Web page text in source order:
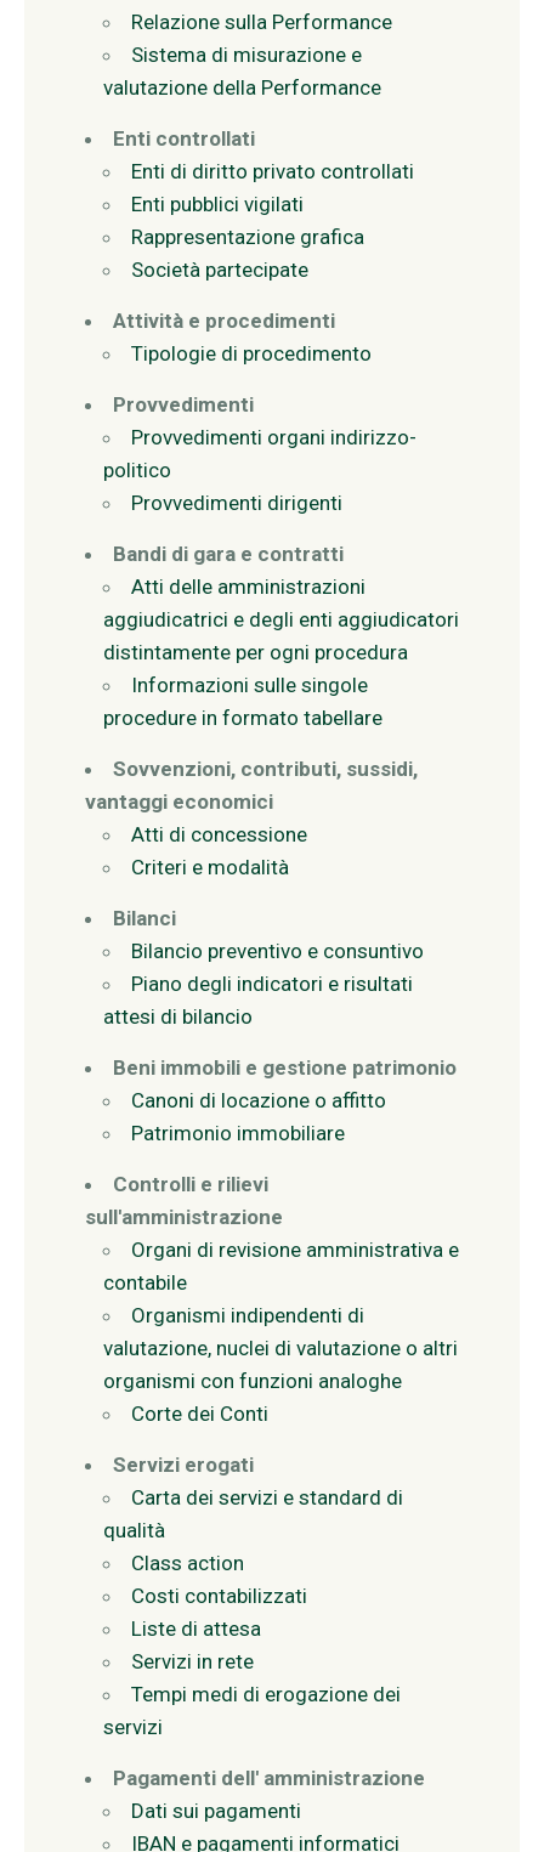
Relazione sulla Performance
Sistema di misurazione e
valutazione della Performance
Enti controllati
Enti di diritto privato controllati
Enti pubblici vigilati
Rappresentazione grafica
Società partecipate
Attività e procedimenti
Tipologie di procedimento
Provvedimenti
Provvedimenti organi indirizzo-
politico
Provvedimenti dirigenti
Bandi di gara e contratti
Atti delle amministrazioni
aggiudicatrici e degli enti aggiudicatori
distintamente per ogni procedura
Informazioni sulle singole
procedure in formato tabellare
Sovvenzioni, contributi, sussidi,
vantaggi economici
Atti di concessione
Criteri e modalità
Bilanci
Bilancio preventivo e consuntivo
Piano degli indicatori e risultati
attesi di bilancio
Beni immobili e gestione patrimonio
Canoni di locazione o affitto
Patrimonio immobiliare
Controlli e rilievi
sull'amministrazione
Organi di revisione amministrativa e
contabile
Organismi indipendenti di
valutazione, nuclei di valutazione o altri
organismi con funzioni analoghe
Corte dei Conti
Servizi erogati
Carta dei servizi e standard di
qualità
Class action
Costi contabilizzati
Liste di attesa
Servizi in rete
Tempi medi di erogazione dei
servizi
Pagamenti dell' amministrazione
Dati sui pagamenti
IBAN e pagamenti informatici